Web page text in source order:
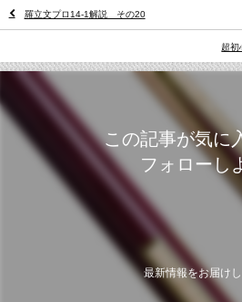
羅立文プロ14-1解説 その20
超初
この記事が気に
フォローし
最新情報をお届け